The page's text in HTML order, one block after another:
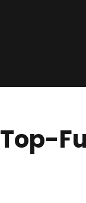
Top-